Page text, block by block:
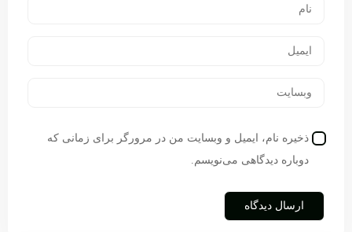
ذخیره نام، ایمیل و وبسایت من در مرورگر برای زمانی که
دوباره دیدگاهی می‌نویسم.